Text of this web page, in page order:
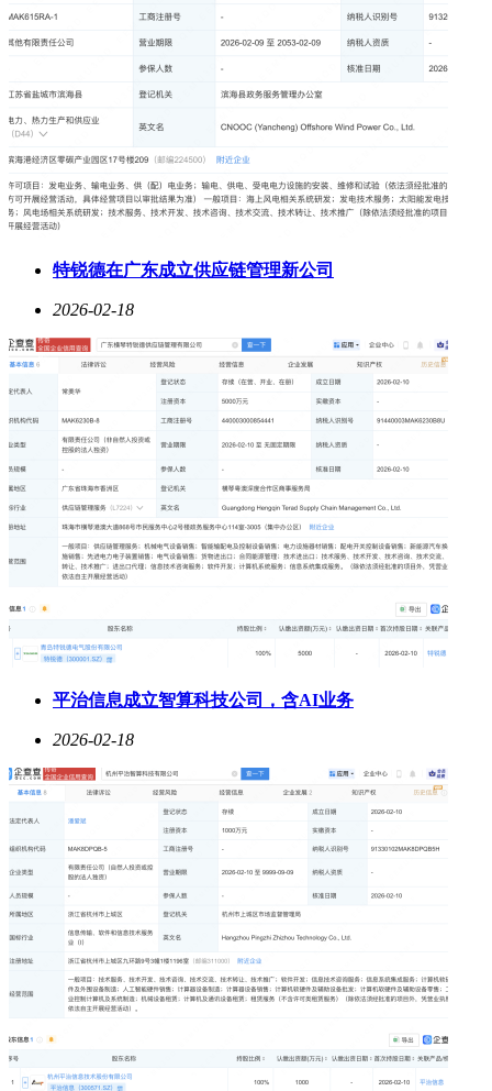
特锐德在广东成立供应链管理新公司
2026-02-18
平治信息成立智算科技公司，含AI业务
2026-02-18